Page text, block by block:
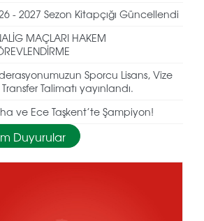
- 2027 Sezon Kitapçığı Güncellendi
MAÇLARI HAKEM
Sporcu Lisans, Vize
Talimatı yayınlandı.
ve Ece Taşkent’te Şampiyon!
Duyurular